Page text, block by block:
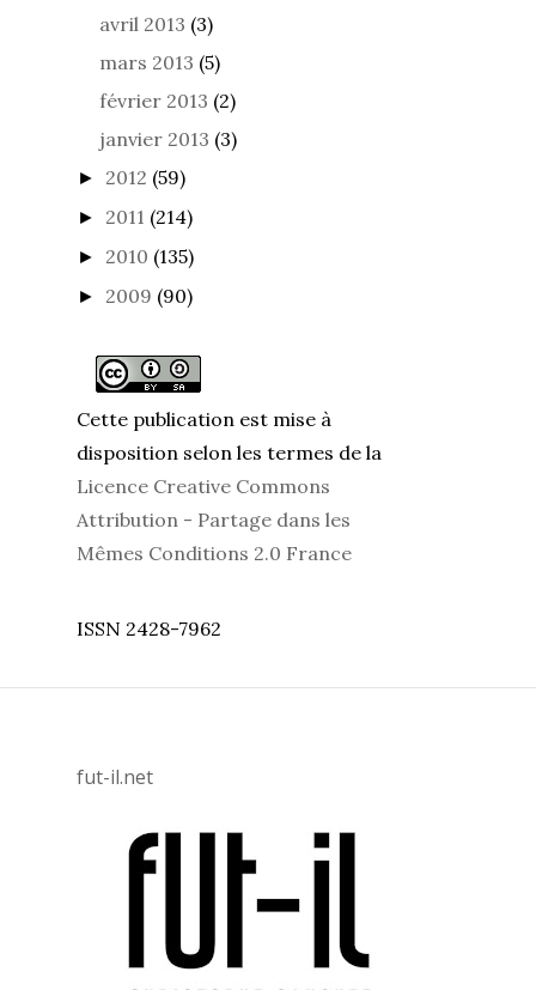
avril 2013 (3)
mars 2013 (5)
février 2013 (2)
janvier 2013 (3)
► 2012 (59)
► 2011 (214)
► 2010 (135)
► 2009 (90)
Cette publication est mise à
disposition selon les termes de la
Licence Creative Commons
Attribution - Partage dans les
Mêmes Conditions 2.0 France
ISSN 2428-7962
fut-il.net